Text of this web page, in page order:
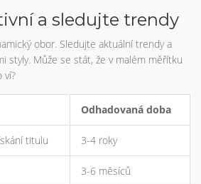
a sledujte trendy
obor. Sledujte aktuální trendy a
styly. Může se stát, že v malém měřítku
ví?
Odhadovaná doba
titulu 3-4 roky
3-6 měsíců